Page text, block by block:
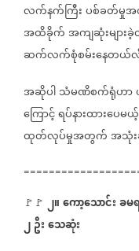
လက်နက်ကြီးပစ်ခတ်မှုအ
အထိခိုက်အကျဆုံးမျာ
ဆက်လက်စုံစမ်းနေတယ်
အဆိုပါသံမဏိစက်ရုံဟာ
ကြောင့်ရပ်နားထားပေမယ့်
ထုတ်လုပ်မှုအတွက်အသုံ
🚩🚩 ၂။ကော့သောင်းခမရ
၂ဦးသေဆုံး